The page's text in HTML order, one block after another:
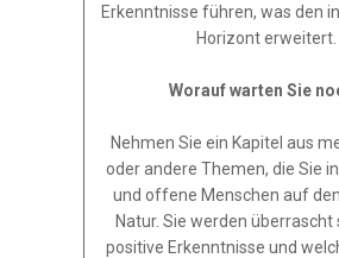
Erkenntnisse führen, was den
Horizont erweitert.
Worauf warten Sie
Nehmen Sie ein Kapitel aus
oder andere Themen, die Sie
und offene Menschen auf
Natur. Sie werden überrascht
positive Erkenntnisse und